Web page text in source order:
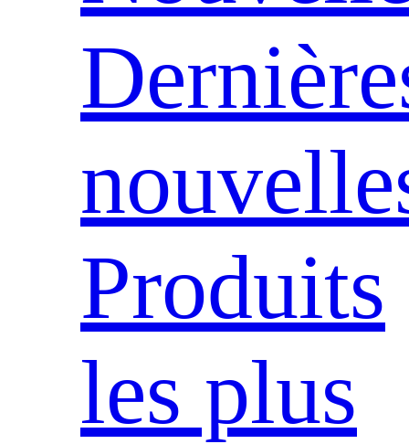
Produits
les plus